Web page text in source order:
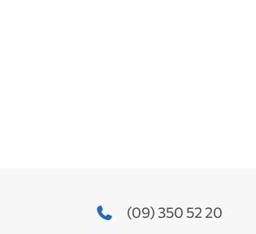
(09) 350 52 20